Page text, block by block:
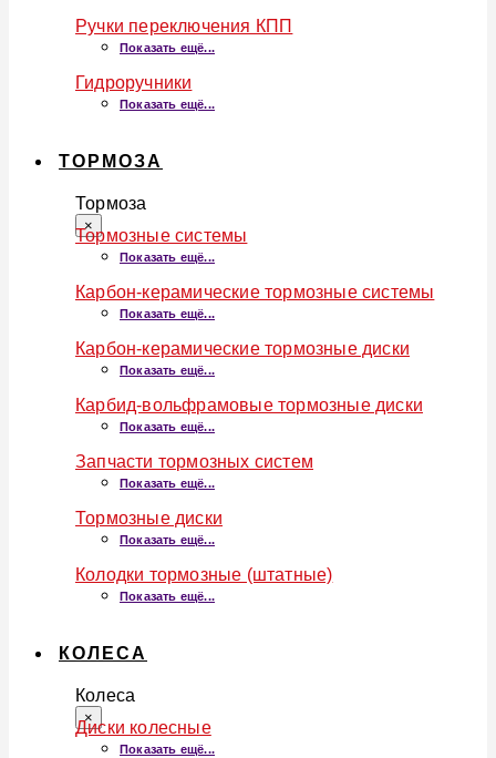
Ручки переключения КПП
Показать ещё...
Гидроручники
Показать ещё...
ТОРМОЗА
Тормоза
×
Тормозные системы
Показать ещё...
Карбон-керамические тормозные системы
Показать ещё...
Карбон-керамические тормозные диски
Показать ещё...
Карбид-вольфрамовые тормозные диски
Показать ещё...
Запчасти тормозных систем
Показать ещё...
Тормозные диски
Показать ещё...
Колодки тормозные (штатные)
Показать ещё...
КОЛЕСА
Колеса
×
Диски колесные
Показать ещё...